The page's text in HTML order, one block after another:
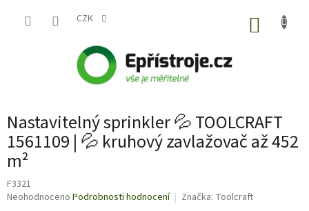
CZK
Nastavitelný sprinkler 💦 TOOLCRAFT
1561109 | 💦 kruhový zavlažovač až 452
m²
F3321
Průměrné
Neohodnoceno Podrobnosti hodnocení Značka: Toolcraft